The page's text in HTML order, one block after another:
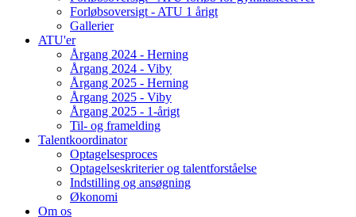
Forløbsoversigt - ATU 1 årigt
Gallerier
ATU'er
Årgang 2024 - Herning
Årgang 2024 - Viby
Årgang 2025 - Herning
Årgang 2025 - Viby
Årgang 2025 - 1-årigt
Til- og framelding
Talentkoordinator
Optagelsesproces
Optagelseskriterier og talentforståelse
Indstilling og ansøgning
Økonomi
Om os